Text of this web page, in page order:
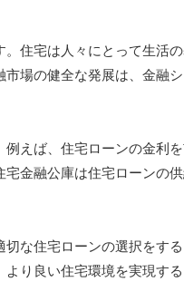
住宅は人々にとって生活
場の健全な発展は、金融
えば、住宅ローンの金利
金融公庫は住宅ローンの
な住宅ローンの選択をす
り良い住宅環境を実現す